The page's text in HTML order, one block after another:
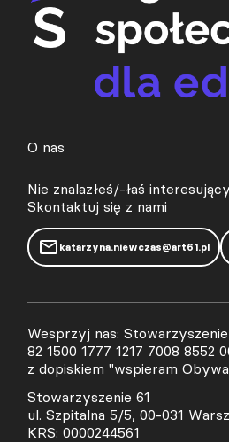
O nas
Nie znalazłeś/-łaś
Skontaktuj się z nami
katarzyna.niewczas@art61.pl
Wesprzyj nas: Stowarzyszenie
82 1500 1777 1217 7008 8552
z dopiskiem "wspieram
Stowarzyszenie 61
ul. Szpitalna 5/5, 00-031
KRS: 0000244561